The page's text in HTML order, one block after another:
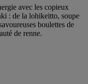
avec les copieux
: de la lohikeitto, soupe
boulettes de
de renne.